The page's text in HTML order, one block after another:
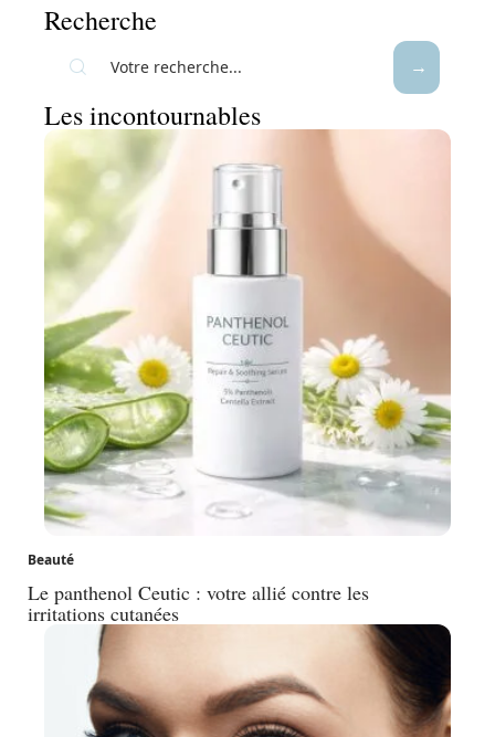
Recherche
Les incontournables
Beauté
Le panthenol Ceutic : votre allié contre les
irritations cutanées